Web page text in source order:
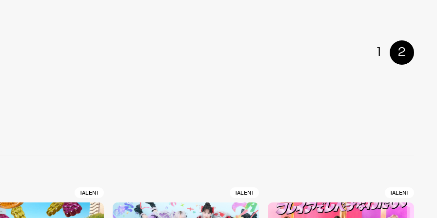
1 2
TALENT TALENT TALENT